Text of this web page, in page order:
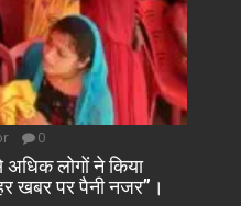
0
लोगों ने किया
खबर पर पैनी नजर”।